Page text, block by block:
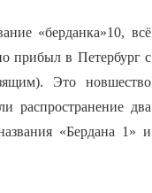
«берданка»10, всё
прибыл в Петербург с
Это новшество
распространение два
«Бердана 1» и